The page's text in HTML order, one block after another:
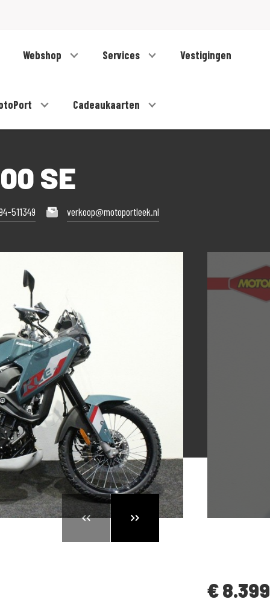
Webshop Services Vestigingen
Cadeaukaarten
SE
511349 verkoop@motoportleek.nl
€